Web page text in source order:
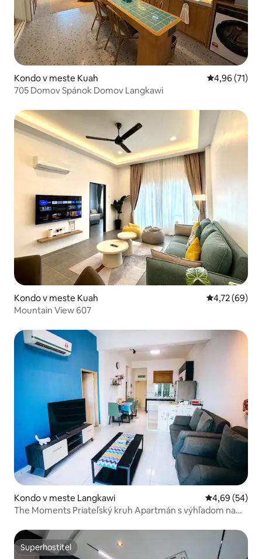
Kondo v meste Kuah Priemerné
4,96 (71)
705 Domov Spánok Domov Langkawi
Kondo v meste Kuah Priemerné
4,72 (69)
Mountain View 607
Kondo v meste Langkawi Priemerné
4,69 (54)
The Moments Priateľský kruh Apartmán s výhľadom na
Superhostiteľ
Superhostiteľ